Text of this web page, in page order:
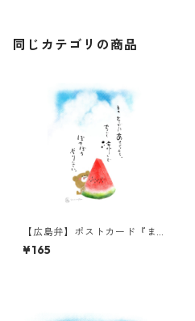
同じカテゴリの商品
【広島弁】ポストカード『ま
ぁそがにあせらんと』
¥165